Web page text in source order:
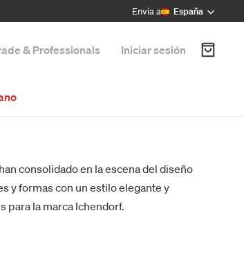
Envía a España
& Professionals Iniciar sesión
consolidado en la escena del diseño
y formas con un estilo elegante y
para la marca Ichendorf.